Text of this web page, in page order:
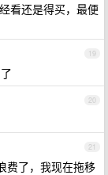
看还是得买，最便
19
20
21
费了，我现在拖移